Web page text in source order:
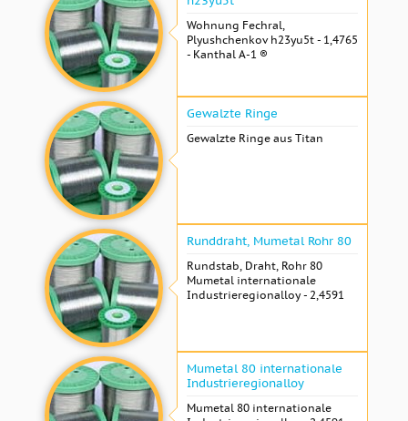
Wohnung Fechral, ​​
Plyushchenkov h23yu5t - 1,4765
- Kanthal A-1 ®
Gewalzte Ringe
Gewalzte Ringe aus Titan
Runddraht, Mumetal Rohr 80
Rundstab, Draht, Rohr 80
Mumetal internationale
Industrieregionalloy - 2,4591
Mumetal 80 internationale
Industrieregionalloy
Mumetal 80 internationale